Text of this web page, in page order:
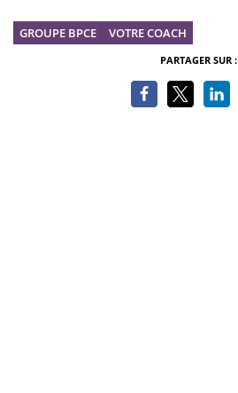
GROUPE BPCE VOTRE COACH
PARTAGER SUR :